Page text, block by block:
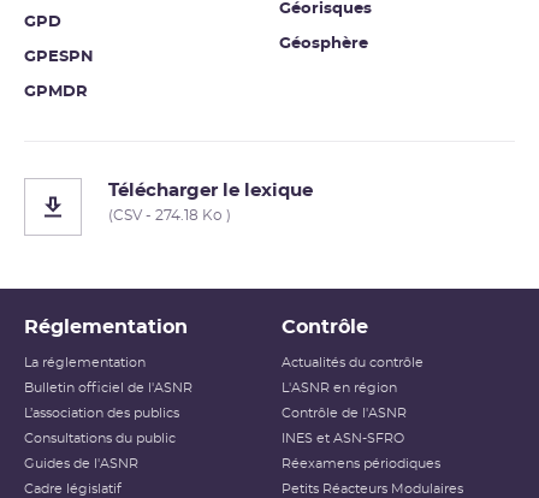
GPD
GPESPN
GPMDR
Géorisques
Géosphère
Télécharger le lexique
(CSV - 274.18 Ko )
Réglementation
La réglementation
Bulletin officiel de l'ASNR
L’association des publics
Consultations du public
Guides de l'ASNR
Cadre législatif
Contrôle
Actualités du contrôle
L'ASNR en région
Contrôle de l'ASNR
INES et ASN-SFRO
Réexamens périodiques
Petits Réacteurs Modulaires